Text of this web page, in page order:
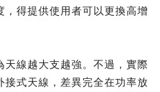
得提供使用者可以更換高增
線越大支越強。不過，實際
接式天線，差異完全在功率放